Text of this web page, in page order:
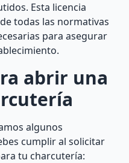
Esta licencia
todas las normativas
para asegurar
abrir una
algunos
cumplir al solicitar
tu charcutería: